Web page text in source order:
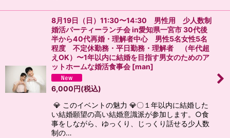
8月19日（日）11:30〜14:30 男性用 少人数制
婚活パーティーランチ会 in愛知県一宮市 30代後
半から40代再婚・理解者中心 男性5名女性5名
程度 不定休勤務・平日勤務・理解者 （年代超
えOK）〜1年以内に結婚を目指す男女のためのア
ットホームな婚活食事会 [man]
6,000円(税込)
💎 このイベントの魅力 💎〇１年以内に結婚した
い結婚願望の高い結婚意識派が参加します。○食
事をしながら、ゆっくり、じっくり話せる少人数
制の…